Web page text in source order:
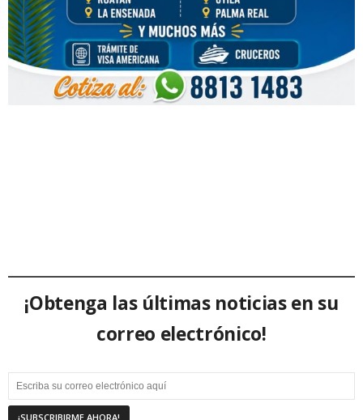
¡Obtenga las últimas noticias en su
correo electrónico!